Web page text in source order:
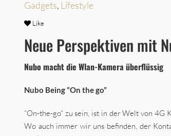
Gadgets, Lifestyle
Like
Neue Perspektiven mit
Nubo machtdie Wlan-Kamera überflüssig
Nubo Being “On the go”
“On-the-go“ zu sein, ist in der Welt von
Wo auch immer wir uns befinden, der